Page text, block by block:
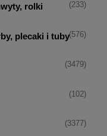
rolki (233)
plecaki i tuby(576)
(3479)
(102)
(3377)